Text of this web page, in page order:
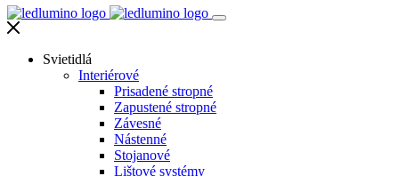
Svietidlá
Interiérové
Prisadené stropné
Zapustené stropné
Závesné
Nástenné
Stojanové
Lištové systémy